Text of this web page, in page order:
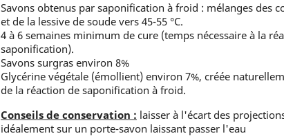
Savons obtenus par saponification à froid : mélanges des
et de la lessive de soude vers 45-55 °C.
4 à 6 semaines minimum de cure (temps nécessaire à la
saponification).
Savons surgras environ 8%
Glycérine végétale (émollient) environ 7%, créée
de la réaction de saponification à froid.
Conseils de conservation : laisser à l'écart des
idéalement sur un porte-savon laissant passer l'eau